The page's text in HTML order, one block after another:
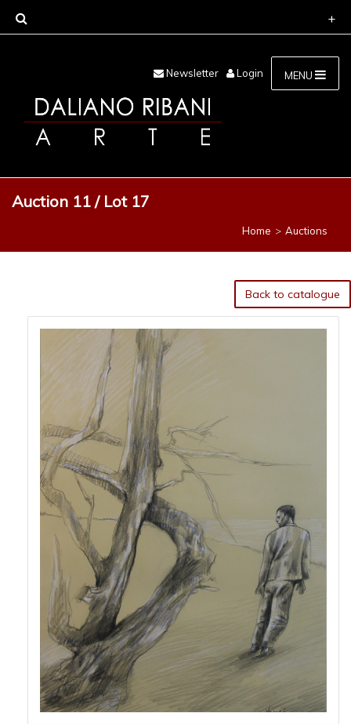
MENU
Newsletter Login
Auction 11 / Lot 17
Home Auctions
Back to catalogue